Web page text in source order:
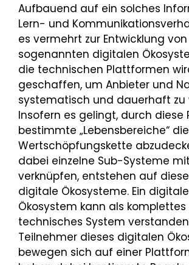
Aufbauend auf ein solches
Lern- und
es vermehrt zur Entwicklung von
sogenannten digitalen
die technischen Plattformen
geschaffen, um Anbieter und
systematisch und dauerhaft zu
Insofern es gelingt, durch
bestimmte „Lebensbereiche“
Wertschöpfungskette
dabei einzelne Sub-Systeme
verknüpfen, entstehen auf
digitale Ökosysteme. Ein
Ökosystem kann als komplettes
technisches System
Teilnehmer dieses digitalen
bewegen sich auf einer